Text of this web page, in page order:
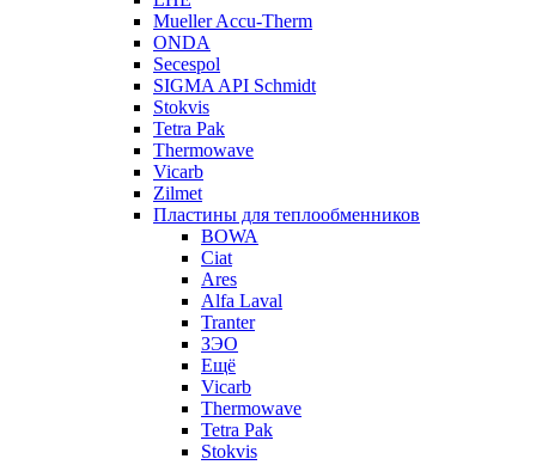
Mueller Accu-Therm
ONDA
Secespol
SIGMA API Schmidt
Stokvis
Tetra Pak
Thermowave
Vicarb
Zilmet
Пластины для теплообменников
BOWA
Ciat
Ares
Alfa Laval
Tranter
ЗЭО
Ещё
Vicarb
Thermowave
Tetra Pak
Stokvis